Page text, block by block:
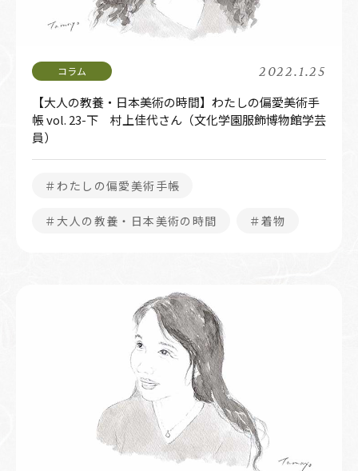
2022.1.25
【大人の教養・日本美術の時間】わたしの偏愛美術手
帳 vol. 23-下 村上佳代さん（文化学園服飾博物館学芸
員）
＃わたしの偏愛美術手帳
＃大人の教養・日本美術の時間 ＃着物